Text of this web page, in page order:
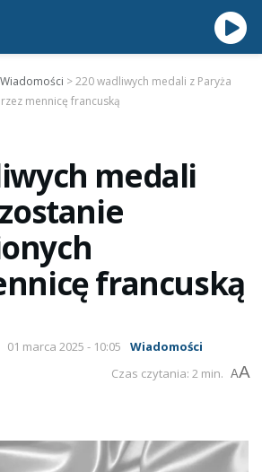
Wiadomości >220 wadliwych medali z Paryża
mennicę francuską
medali
francuską
01 marca 2025 - 10:05
Wiadomości
Czas czytania: 2 min. AA